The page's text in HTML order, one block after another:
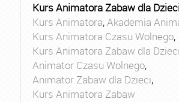
Kurs Animatora Zabaw dla
Kurs Animatora,Akademia
Kurs Animatora Czasu Wolnego,
Kurs Animatora Zabaw dla Dzieci
Animator Czasu Wolnego,
Animator Zabaw dla Dzieci,
Kurs Animatora Zabaw